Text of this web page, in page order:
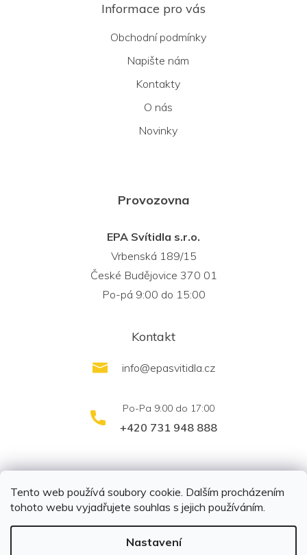
Tento web používá soubory cookie. Dalším procházením
tohoto webu vyjadřujete souhlas s jejich používáním.
Nastavení
Informace pro vás
Obchodní podmínky
Napište nám
Kontakty
O nás
Novinky
Provozovna
EPA Svítidla s.r.o.
Vrbenská 189/15
České Budějovice 370 01
Po-pá 9:00 do 15:00
Kontakt
info@epasvitidla.cz
+420 731 948 888